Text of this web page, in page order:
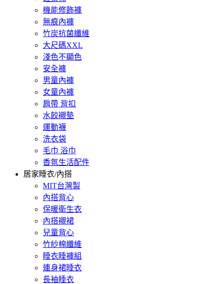
機能修飾褲
無痕內褲
竹炭抗菌纖維
大尺碼XXL
淺色不顯色
安全褲
男童內褲
女童內褲
肩帶 背扣
水餃襯墊
運動襪
洗衣袋
毛巾 浴巾
香氛生活配件
居家睡衣/內搭
MIT台灣製
內搭背心
保暖衛生衣
內搭襯裙
兒童背心
竹紗棉纖維
睡衣睡褲組
連身裙睡衣
長袖睡衣